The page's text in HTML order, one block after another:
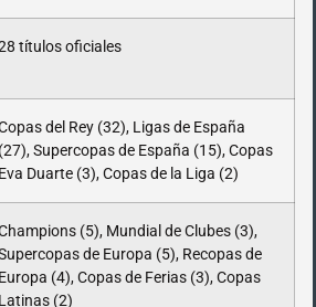
títulos oficiales
del Rey (32), Ligas de España
(27), Supercopas de España (15), Copas
Eva Duarte (3), Copas de la Liga (2)
(5), Mundial de Clubes (3),
de Europa (5), Recopas de
Europa (4), Copas de Ferias (3), Copas
Latinas (2)